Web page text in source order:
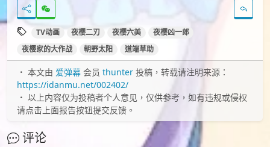
TV动画 夜樱二刃 夜樱六美
夜樱凶一郎
夜樱家的大作战
朝野太阳 道端草助
本文由 爱弹幕 会员 thunter 投稿，转载请注明来源：
https://idanmu.net/002402/
以上内容仅为投稿者个人意见，仅供参考，如有违规或侵权
请点击上面报告按钮提交反馈。
评论